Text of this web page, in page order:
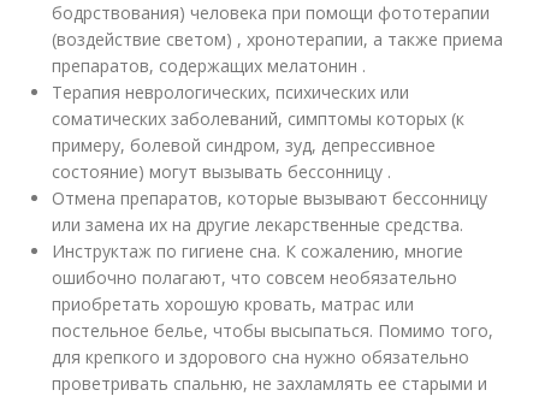
бодрствования) человека при помощи фототерапии
(воздействие светом) , хронотерапии, а также приема
препаратов, содержащих мелатонин .
Терапия неврологических, психических или
соматических заболеваний, симптомы которых (к
примеру, болевой синдром, зуд, депрессивное
состояние) могут вызывать бессонницу .
Отмена препаратов, которые вызывают бессонницу
или замена их на другие лекарственные средства.
Инструктаж по гигиене сна. К сожалению, многие
ошибочно полагают, что совсем необязательно
приобретать хорошую кровать, матрас или
постельное белье, чтобы высыпаться. Помимо того,
для крепкого и здорового сна нужно обязательно
проветривать спальню, не захламлять ее старыми и